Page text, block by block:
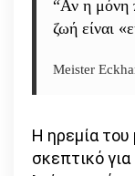
“Αν η μόνη
ζωή είναι
Meister
Η ηρεμία
σκεπτικό για